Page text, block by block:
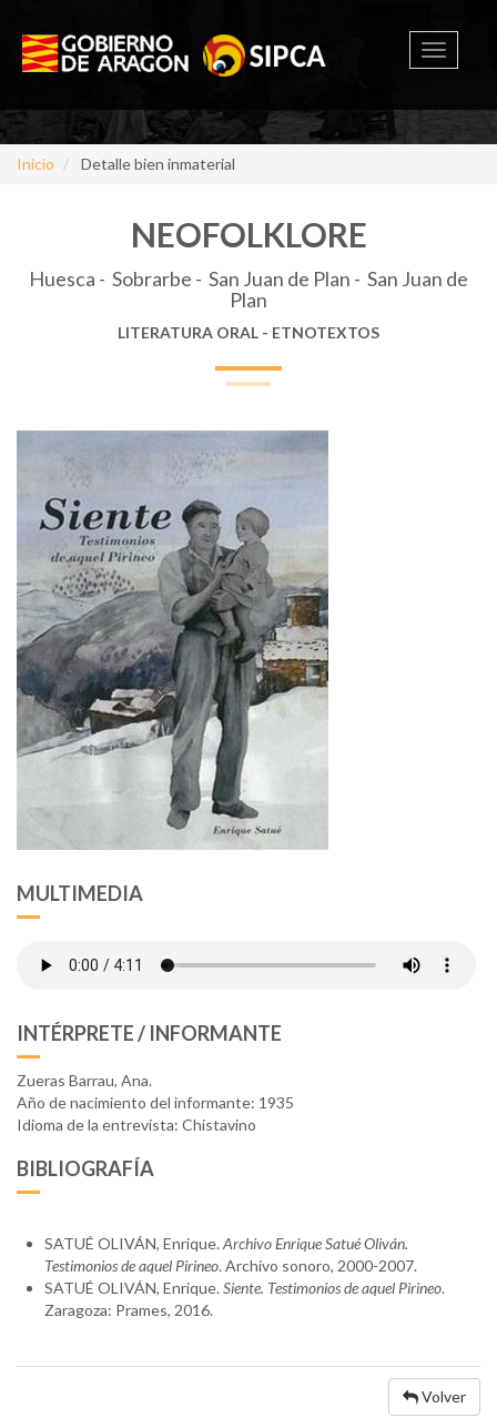
Toggle
Inicio Detalle bien inmaterial
NEOFOLKLORE
Huesca - Sobrarbe - San Juan de Plan - San Juan de
Plan
LITERATURA ORAL - ETNOTEXTOS
MULTIMEDIA
INTÉRPRETE / INFORMANTE
Zueras Barrau, Ana.
Año de nacimiento del informante: 1935
Idioma de la entrevista: Chistavino
BIBLIOGRAFÍA
SATUÉ OLIVÁN, Enrique. Archivo Enrique Satué Oliván.
Testimonios de aquel Pirineo. Archivo sonoro, 2000-2007.
SATUÉ OLIVÁN, Enrique. Siente. Testimonios de aquel Pirineo.
Zaragoza: Prames, 2016.
Volver